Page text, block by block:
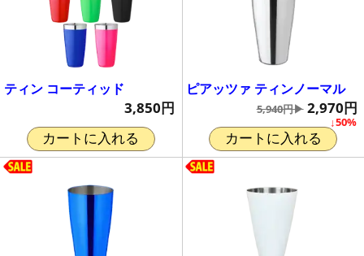
ティン コーティッド
3,850円
カートに入れる
ピアッツァ ティンノーマル
↓50%
5,940円▶ 2,970円
カートに入れる